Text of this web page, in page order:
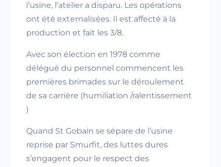
l’usine, l’atelier a disparu. Les opérations
ont été externalisées. Il est affecté à la
production et fait les 3/8.
Avec son élection en 1978 comme
délégué du personnel commencent les
premières brimades sur le déroulement
de sa carrière (humiliation /ralentissement
)
Quand St Gobain se sépare de l’usine
reprise par Smurfit, des luttes dures
s’engagent pour le respect des